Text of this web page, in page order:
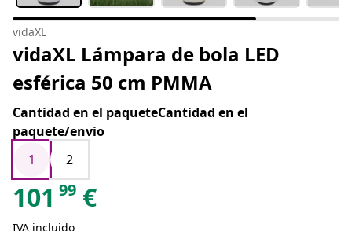
vidaXL
vidaXL Lámpara de bola LED
esférica 50 cm PMMA
Cantidad en el paqueteCantidad en el
paquete/envio
1
2
101 99 €
IVA incluido